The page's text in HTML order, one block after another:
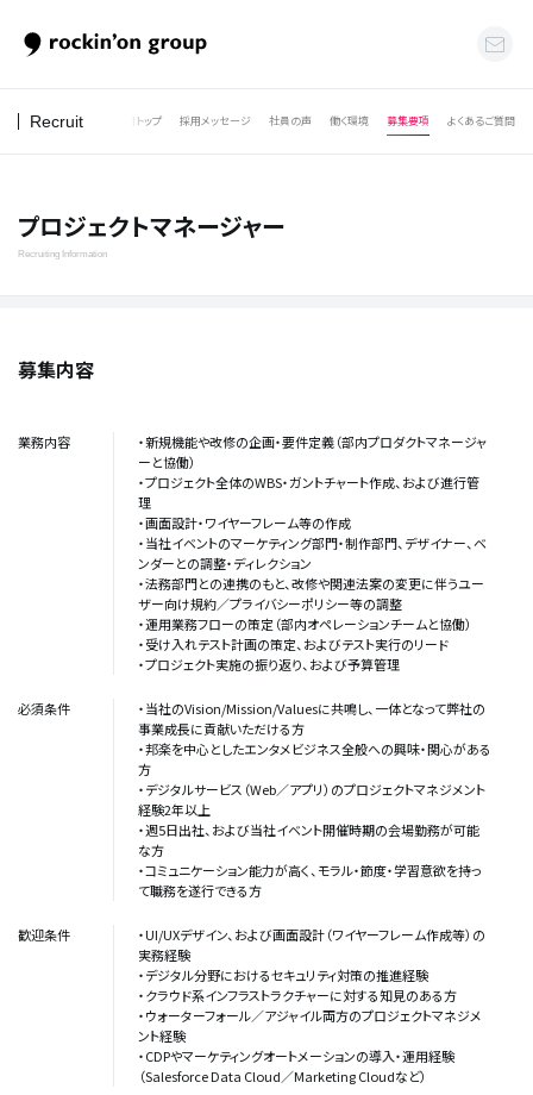
Recruit 採用トップ 採用メッセージ 社員の声 働く環境 募集要項 よくあるご質問
プロジェクトマネージャー
Recruiting Information
募集内容
業務内容
・新規機能や改修の企画・要件定義（部内プロダクトマネージャ
ーと協働）
・プロジェクト全体のWBS・ガントチャート作成、および進行管
理
・画面設計・ワイヤーフレーム等の作成
・当社イベントのマーケティング部門・制作部門、デザイナー、ベ
ンダーとの調整・ディレクション
・法務部門との連携のもと、改修や関連法案の変更に伴うユー
ザー向け規約／プライバシーポリシー等の調整
・運用業務フローの策定（部内オペレーションチームと協働）
・受け入れテスト計画の策定、およびテスト実行のリード
・プロジェクト実施の振り返り、および予算管理
必須条件
・当社のVision/Mission/Valuesに共鳴し、一体となって弊社の
事業成長に貢献いただける方
・邦楽を中心としたエンタメビジネス全般への興味・関心がある
方
・デジタルサービス（Web／アプリ）のプロジェクトマネジメント
経験2年以上
・週5日出社、および当社イベント開催時期の会場勤務が可能
な方
・コミュニケーション能力が高く、モラル・節度・学習意欲を持っ
て職務を遂行できる方
歓迎条件
・UI/UXデザイン、および画面設計（ワイヤーフレーム作成等）の
実務経験
・デジタル分野におけるセキュリティ対策の推進経験
・クラウド系インフラストラクチャーに対する知見のある方
・ウォーターフォール／アジャイル両方のプロジェクトマネジメ
ント経験
・CDPやマーケティングオートメーションの導入・運用経験
（Salesforce Data Cloud／Marketing Cloudなど）